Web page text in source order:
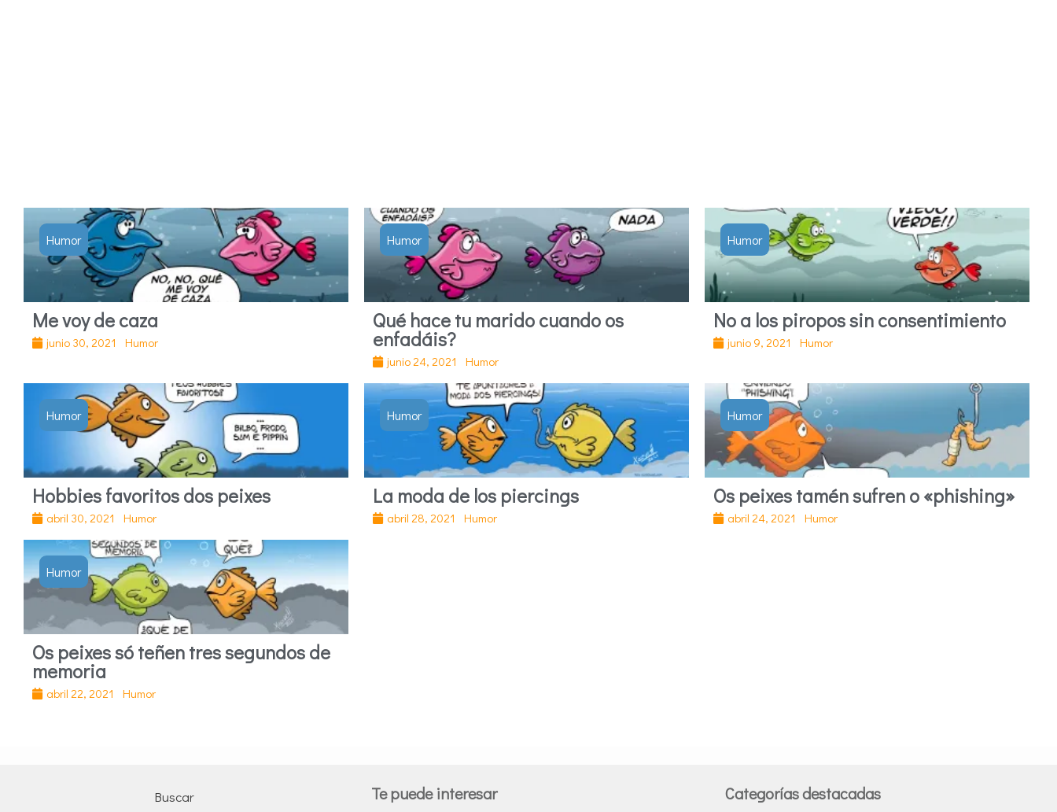
Humor
Me voy de caza
junio 30, 2021 Humor
Humor
Qué hace tu marido cuando os
enfadáis?
junio 24, 2021 Humor
Humor
No a los piropos sin consentimiento
junio 9, 2021 Humor
Humor
Hobbies favoritos dos peixes
abril 30, 2021 Humor
Humor
La moda de los piercings
abril 28, 2021 Humor
Humor
Os peixes tamén sufren o «phishing»
abril 24, 2021 Humor
Humor
Os peixes só teñen tres segundos de
memoria
abril 22, 2021 Humor
Buscar Te puede interesar Categorías destacadas